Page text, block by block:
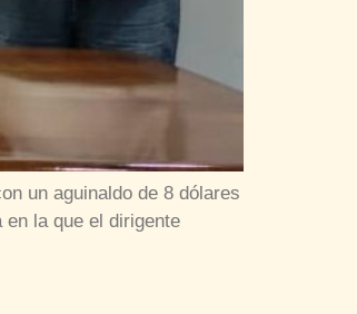
un aguinaldo de 8 dólares
la que el dirigente